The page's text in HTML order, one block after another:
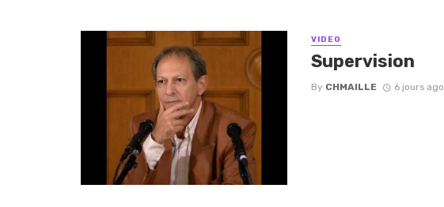
VIDEO
Supervision
By CHMAILLE 6 jours ago